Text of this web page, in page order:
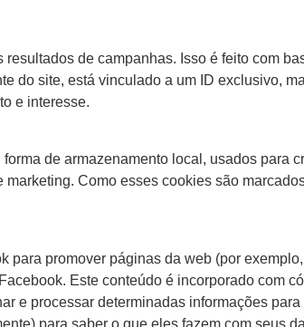
de campanhas. Isso é feito com
do site, está vinculado a um ID exclusivo,
e interesse.
de armazenamento local, usados para
Como esses cookies são
para promover páginas da web (por
Este conteúdo é incorporado com
e processar determinadas informações
para saber o que eles fazem com seus